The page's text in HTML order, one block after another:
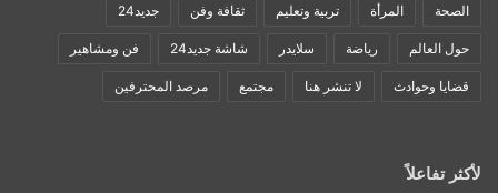
الصحة المرأة تربية وتعليم ثقافة وفن جديد24
حول العالم رياضة سلايدر شاشة جديد24 فن ومشاهير
قضايا وحوادث لا تنشر هنا مجتمع مرصد المحترفين
لأكثر تفاعلاً